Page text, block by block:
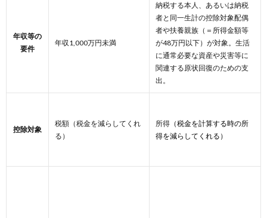
年収等の
要件
年収1,000万円未満
納税する本人、あるいは納税
者と同一生計の控除対象配偶
者や扶養親族（＝所得金額等
が48万円以下）が対象。生活
に通常必要な資産や災害等に
関連する原状回復のための支
出。
控除対象
税額（税金を減らしてくれ
る）
所得 （税金を計算する時の所
得を減らしてくれる）